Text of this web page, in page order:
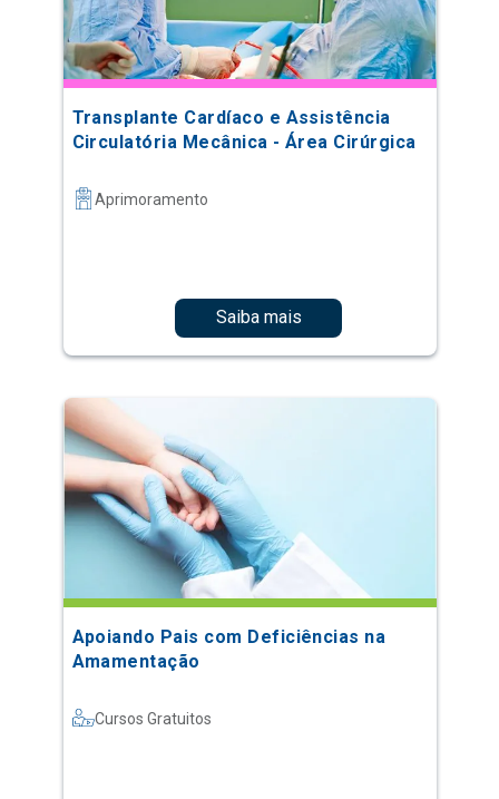
Transplante Cardíaco e Assistência
Circulatória Mecânica - Área Cirúrgica
Aprimoramento
Saiba mais
Apoiando Pais com Deficiências na
Amamentação
Cursos Gratuitos